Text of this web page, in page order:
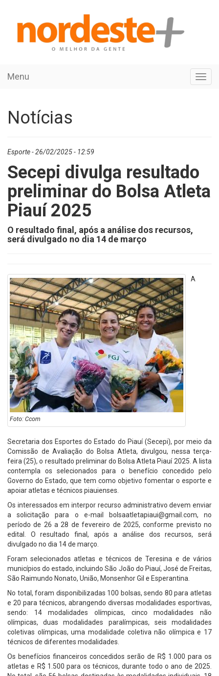
Menu
Notícias
Esporte - 26/02/2025 - 12:59
Secepi divulga resultado
preliminar do Bolsa Atleta
Piauí 2025
O resultado final, após a análise dos recursos,
será divulgado no dia 14 de março
Foto: Ccom
A
Secretaria dos Esportes do Estado do Piauí (Secepi), por meio da
Comissão de Avaliação do Bolsa Atleta, divulgou, nessa terça-
feira (25), o resultado preliminar do Bolsa Atleta Piauí 2025. A lista
contempla os selecionados para o benefício concedido pelo
Governo do Estado, que tem como objetivo fomentar o esporte e
apoiar atletas e técnicos piauienses.
Os interessados em interpor recurso administrativo devem enviar
a solicitação para o e-mail
bolsaatletapiaui@gmail.com, no
período de 26 a 28 de fevereiro de 2025, conforme previsto no
edital. O resultado final, após a análise dos recursos, será
divulgado no dia 14 de março.
Foram selecionados atletas e técnicos de Teresina e de vários
municípios do estado, incluindo São João do Piauí, José de Freitas,
São Raimundo Nonato, União, Monsenhor Gil e Esperantina.
No total, foram disponibilizadas 100 bolsas, sendo 80 para atletas
e 20 para técnicos, abrangendo diversas modalidades esportivas,
sendo: 14 modalidades olímpicas, cinco modalidades não
olímpicas, duas modalidades paralímpicas, seis modalidades
coletivas olímpicas, uma modalidade coletiva não olímpica e 17
técnicos de diferentes modalidades.
Os benefícios financeiros concedidos serão de R$ 1.000 para os
atletas e R$ 1.500 para os técnicos, durante todo o ano de 2025.